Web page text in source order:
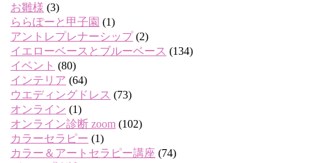
お雛様 (3)
ららぽーと甲子園 (1)
アントレプレナーシップ(2)
イエローベースとブルーベース (134)
イベント (80)
インテリア (64)
ウエディングドレス (73)
オンライン (1)
オンライン診断 zoom (102)
カラーセラピー (1)
カラー＆アートセラピー講座 (74)